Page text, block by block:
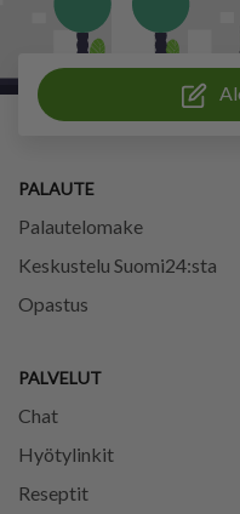
PALAUTE
Palautelomake
Keskustelu Suomi24:sta
Opastus
PALVELUT
Chat
Hyötylinkit
Reseptit